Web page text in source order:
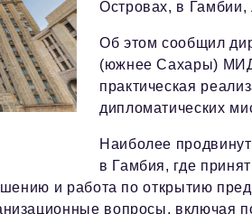
Островах, в Гамбии,
Об этом сообщил
(южнее Сахары)
практическая
дипломатических
Наиболее
в Гамбия, где
и работа по открытию
вопросы, включая